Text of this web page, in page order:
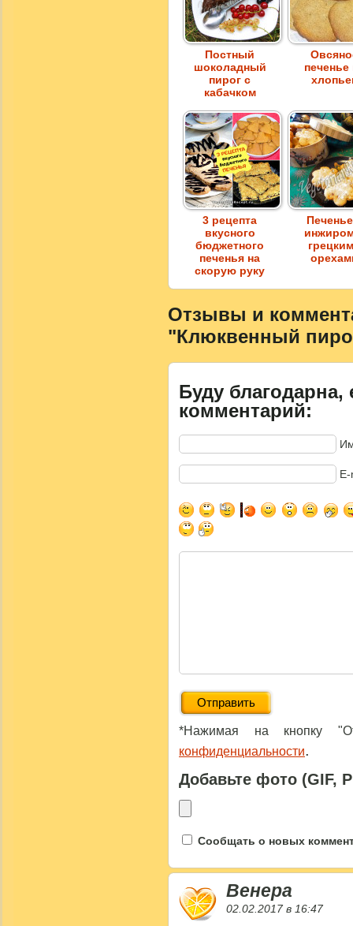
Постный
шоколадный
пирог с
кабачком
печенье
3 рецепта
вкусного
бюджетного
печенья на
скорую руку
Отзывы и
"Клюквенный
Буду благодарна,
комментарий:
*Нажимая на кнопку
конфиденциальности.
Добавьте фото (GIF,
Сообщать о новых
Венера
02.02.2017 в 16:47